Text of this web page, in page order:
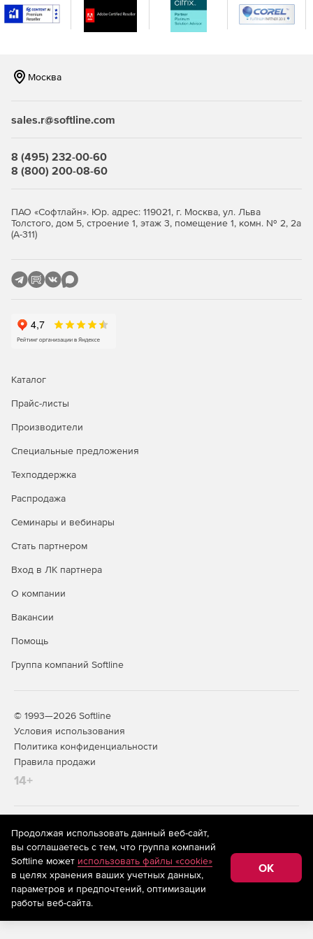
КОМПАС-3D: Оборудование-
Включает дополнительные приложения.
Материалы и сортаменты для КОМПАС
Стандартные Изделия: Детали, узлы и
конструктивные элементы для КОМПАС
Ключевые преимущества
Полный цикл проектирования
оборудования
концептуального проектирования до выпуска
машиностроения
инструменты, необходимые для проектирования
Металлорежущие станки.
Подъемно-транспортное оборудование.
Сварочное оборудование.
стандартных элементов
Включает обширную библиотеку стандартных элементов,
таких как:
Редукторы.
Электродвигатели.
Пневмо- и гидроаппаратура.
Москва
sales.r@softline.com
8 (495) 232-00-60
8 (800) 200-08-60
ПАО «Софтлайн». Юр. адрес: 119021, г. Москва, ул. Льва
Толстого, дом 5, строение 1, этаж 3, помещение 1, комн. № 2, 2а
(А-311)
Каталог
Прайс-листы
Производители
Специальные предложения
Техподдержка
Распродажа
Семинары и вебинары
Стать партнером
Вход в ЛК партнера
О компании
Вакансии
Помощь
Группа компаний Softline
© 1993—2026 Softline
Условия использования
Политика конфиденциальности
Правила продажи
14+
На информационном ресурсе store.softline.ru применяются
рекомендательные технологии
(информационные технологии
предоставления информации на основе сбора,
систематизации и анализа сведений, относящихся к
предпочтениям пользователей сети «Интернет»,
находящихся на территории Российской Федерации)
Продолжая использовать данный веб-сайт,
вы соглашаетесь с тем, что группа компаний
Softline может использовать файлы «cookie»
в целях хранения ваших учетных данных,
параметров и предпочтений, оптимизации
работы веб-сайта.
OK